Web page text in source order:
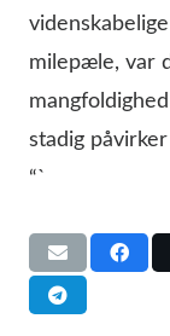
milepæle, var
stadig
“`